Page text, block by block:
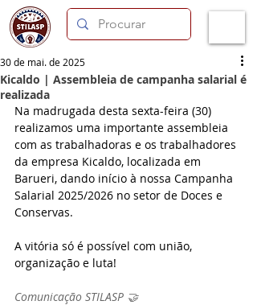
Kicaldo | Assembleia de campanha salarial é
realizada
30 de mai. de 2025
Na madrugada desta sexta-feira (30)
realizamos uma importante assembleia
com as trabalhadoras e os trabalhadores
da empresa Kicaldo, localizada em
Barueri, dando início à nossa Campanha
Salarial 2025/2026 no setor de Doces e
Conservas.
A vitória só é possível com união,
organização e luta!
Comunicação STILASP 🤝